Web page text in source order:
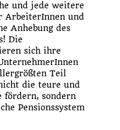
und jede weitere
ArbeiterInnen und
Anhebung des
Die
sich ihre
Teil
die teure und
fördern, sondern
Pensionssystem